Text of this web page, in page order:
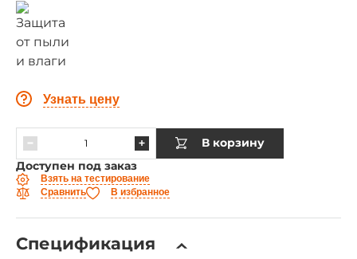
Узнать цену
В корзину
Доступен под заказ
Взять на тестирование
Сравнить
В избранное
Спецификация